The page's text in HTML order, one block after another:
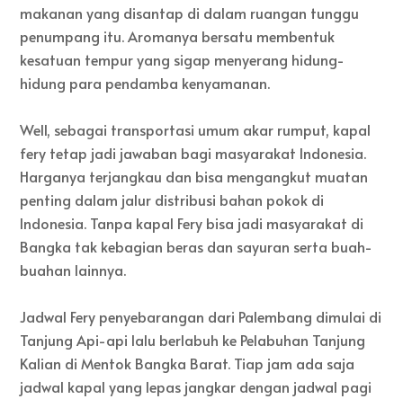
makanan yang disantap di dalam ruangan tunggu
penumpang itu. Aromanya bersatu membentuk
kesatuan tempur yang sigap menyerang hidung-
hidung para pendamba kenyamanan.
Well, sebagai transportasi umum akar rumput, kapal
fery tetap jadi jawaban bagi masyarakat Indonesia.
Harganya terjangkau dan bisa mengangkut muatan
penting dalam jalur distribusi bahan pokok di
Indonesia. Tanpa kapal Fery bisa jadi masyarakat di
Bangka tak kebagian beras dan sayuran serta buah-
buahan lainnya.
Jadwal Fery penyebarangan dari Palembang dimulai di
Tanjung Api-api lalu berlabuh ke Pelabuhan Tanjung
Kalian di Mentok Bangka Barat. Tiap jam ada saja
jadwal kapal yang lepas jangkar dengan jadwal pagi